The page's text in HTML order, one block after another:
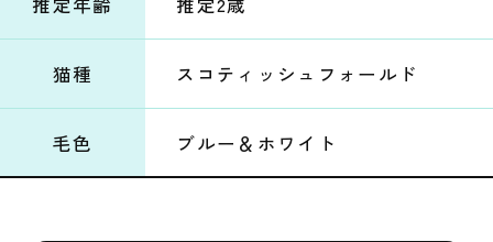
猫種 スコティッシュフォールド
毛色 ブルー＆ホワイト